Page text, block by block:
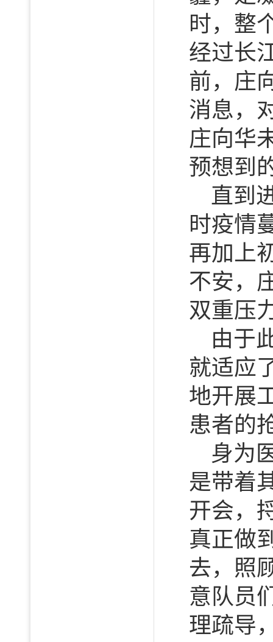
时，整
经过长
前，庄
消息，
庄向华
预想到
直到
时疫情
再加上
不安，
双重压
由于
就适应
地开展
患者的
身为
是带着
开会，
真正做
去，照
意队员
理疏导